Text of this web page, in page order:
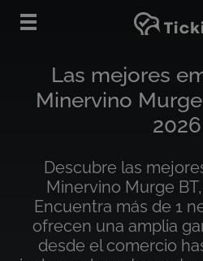
Las mejores
Minervino
2026
Descubre las
Minervino Murge
Encuentra más de 1
ofrecen una amplia
desde el comercio